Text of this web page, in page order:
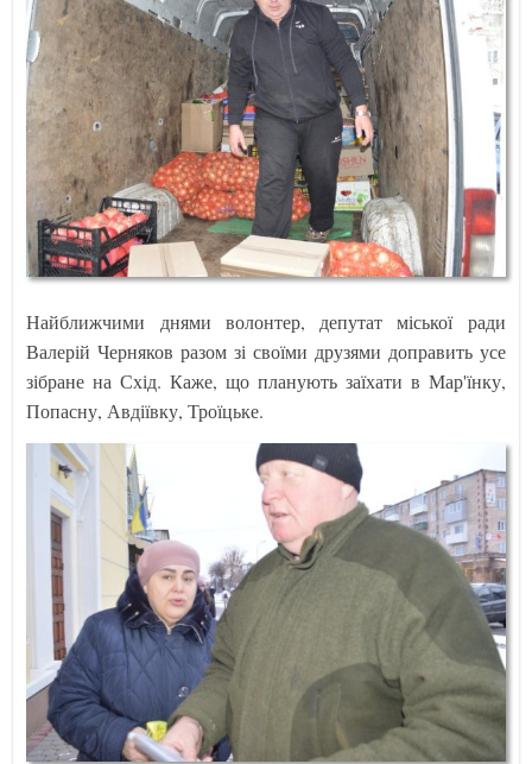
Найближчими днями волонтер, депутат міської ради
Валерій Черняков разом зі своїми друзями доправить усе
зібране на Схід. Каже, що планують заїхати в Мар'їнку,
Попасну, Авдіївку, Троїцьке.